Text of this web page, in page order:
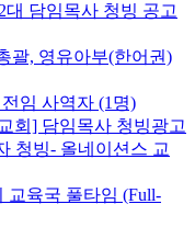
담임목사 청빙 공고
괄, 영유아부(한어권)
임 사역자 (1명)
회] 담임목사 청빙광고
청빙- 올네이션스 교
교육국 풀타임 (Full-